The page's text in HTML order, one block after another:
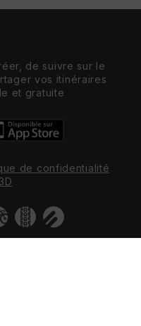
de suivre sur le
vos itinéraires
et gratuite
de confidentialité